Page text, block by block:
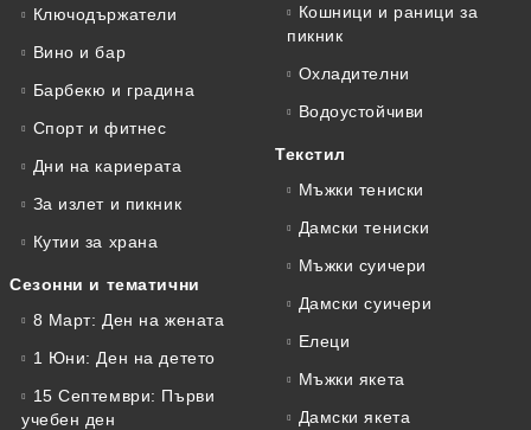
Ключодържатели
Вино и бар
Барбекю и градина
Спорт и фитнес
Дни на кариерата
За излет и пикник
Кутии за храна
Сезонни и тематични
8 Март: Ден на жената
1 Юни: Ден на детето
15 Септември: Първи
учебен ден
Кошници и раници за
пикник
Охладителни
Водоустойчиви
Текстил
Мъжки тениски
Дамски тениски
Мъжки суичери
Дамски суичери
Елеци
Мъжки якета
Дамски якета